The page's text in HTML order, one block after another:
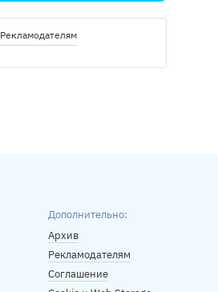
Рекламодателям
Дополнительно:
Архив
Рекламодателям
Соглашение